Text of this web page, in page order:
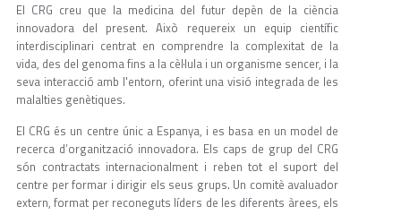
El CRG creu que la medicina del futur depèn de la ciència
innovadora del present. Això requereix un equip científic
interdisciplinari centrat en comprendre la complexitat de la
vida, des del genoma fins a la cèl·lula i un organisme sencer, i la
seva interacció amb l'entorn, oferint una visió integrada de les
malalties genètiques.
El CRG és un centre únic a Espanya, i es basa en un model de
recerca d’organització innovadora. Els caps de grup del CRG
són contractats internacionalment i reben tot el suport del
centre per formar i dirigir els seus grups. Un comitè avaluador
extern, format per reconeguts líders de les diferents àrees, els